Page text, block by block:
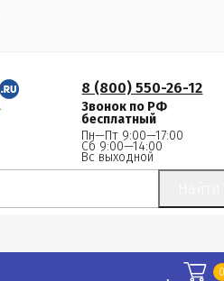
8 (800) 550-26-12
Звонок по РФ
бесплатный
Пн—Пт 9:00—17:00
Сб 9:00—14:00
Вс выходной